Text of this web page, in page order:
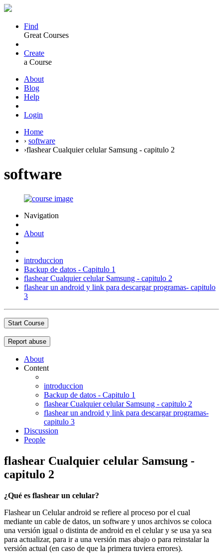
Find
Great Courses
Create
a Course
About
Blog
Help
Login
Home
› software
›flashear Cualquier celular Samsung - capitulo 2
software
Navigation
About
introduccion
Backup de datos - Capitulo 1
flashear Cualquier celular Samsung - capitulo 2
flashear un android y link para descargar programas- capitulo
3
Start Course
Report abuse
About
Content
introduccion
Backup de datos - Capitulo 1
flashear Cualquier celular Samsung - capitulo 2
flashear un android y link para descargar programas-
capitulo 3
Discussion
People
flashear Cualquier celular Samsung -
capitulo 2
¿Qué es flashear un celular?
Flashear un Celular android se refiere al proceso por el cual
mediante un cable de datos, un software y unos archivos se coloca
una versión igual o distinta de android en el celular y se usa ya sea
para actualizar, para ir a una versión mas abajo o para reinstalar la
versión actual (en caso de que la primera tuviera errores).